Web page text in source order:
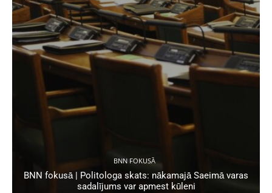
BNN FOKUSĀ
BNN fokusā | Politologa skats: nākamajā Saeimā varas
sadalījums var apmest kūleni